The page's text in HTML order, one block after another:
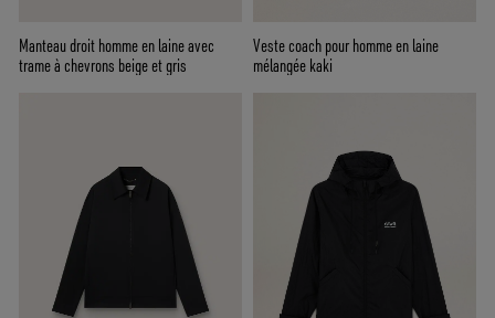
Manteau droit homme en laine avec
trame à chevrons beige et gris
Veste coach pour homme en laine
mélangée kaki